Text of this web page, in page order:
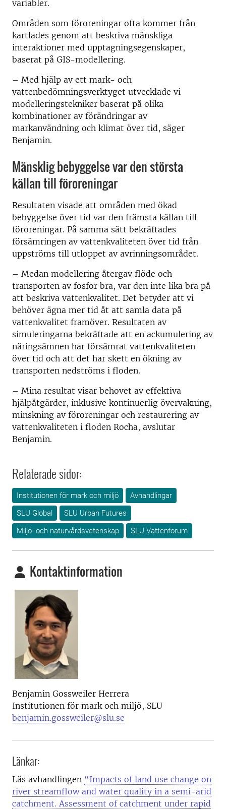
variabler.
Områden som föroreningar ofta kommer från
kartlades genom att beskriva mänskliga
interaktioner med upptagningsegenskaper,
baserat på GIS-modellering.
– Med hjälp av ett mark- och
vattenbedömningsverktyget utvecklade vi
modelleringstekniker baserat på olika
kombinationer av förändringar av
markanvändning och klimat över tid, säger
Benjamin.
Mänsklig bebyggelse var den största
källan till föroreningar
Resultaten visade att områden med ökad
bebyggelse över tid var den främsta källan till
föroreningar. På samma sätt bekräftades
försämringen av vattenkvaliteten över tid från
uppströms till utloppet av avrinningsområdet.
– Medan modellering återgav flöde och
transporten av fosfor bra, var den inte lika bra på
att beskriva vattenkvalitet. Det betyder att vi
behöver ägna mer tid åt att samla data på
vattenkvalitet framöver. Resultaten av
simuleringarna bekräftade att en ackumulering av
näringsämnen har försämrat vattenkvaliteten
över tid och att det har skett en ökning av
transporten nedströms i floden.
– Mina resultat visar behovet av effektiva
hjälpåtgärder, inklusive kontinuerlig övervakning,
minskning av föroreningar och restaurering av
vattenkvaliteten i floden Rocha, avslutar
Benjamin.
Relaterade sidor:
Institutionen för mark och miljö
Avhandlingar
SLU Global
SLU Urban Futures
Miljö- och naturvårdsvetenskap
SLU Vattenforum
Kontaktinformation
Benjamin Gossweiler Herrera
Institutionen för mark och miljö, SLU
benjamin.gossweiler@slu.se
Länkar:
Läs avhandlingen “Impacts of land use change on
river streamflow and water quality in a semi-arid
catchment. Assessment of catchment under rapid